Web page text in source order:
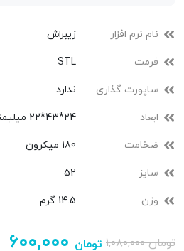
نام نرم افزار زیبراش
فرمت STL
ساپورت گذاری ندارد
ابعاد 24*43*22 میلیمتر
ضخامت 180 میکرون
سایز 52
وزن 14.5 گرم
۱,۰۸۰,۰۰۰تومان ۶۰۰,۰۰۰ تومان